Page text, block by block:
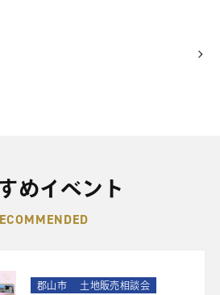
めイベント
郡山市 土地販売相談会